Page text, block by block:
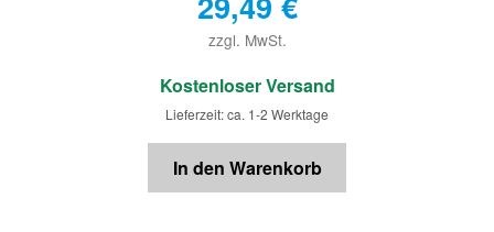
zzgl. MwSt.
€
Kostenloser Versand
Lieferzeit: ca. 1-2 Werktage
In den Warenkorb